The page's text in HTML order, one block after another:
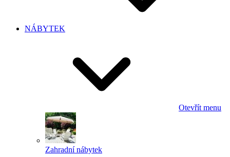
NÁBYTEK
Otevřít menu
Zahradní nábytek